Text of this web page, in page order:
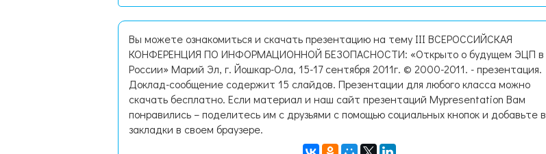
Вы можете ознакомиться и скачать презентацию на тему III ВСЕРОССИЙСКАЯ
КОНФЕРЕНЦИЯ ПО ИНФОРМАЦИОННОЙ БЕЗОПАСНОСТИ: «Открыто о будущем ЭЦП в
России» Марий Эл, г. Йошкар-Ола, 15-17 сентября 2011г. © 2000-2011. - презентация.
Доклад-сообщение содержит 15 слайдов. Презентации для любого класса можно
скачать бесплатно. Если материал и наш сайт презентаций Mypresentation Вам
понравились – поделитесь им с друзьями с помощью социальных кнопок и добавьте в
закладки в своем браузере.